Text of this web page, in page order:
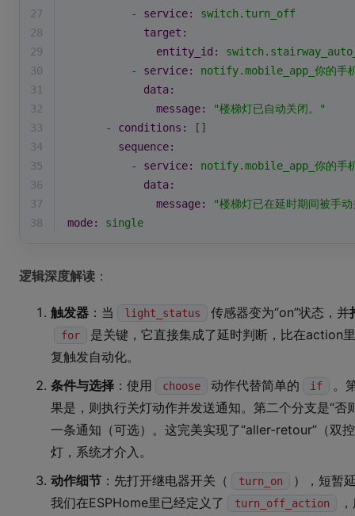
27
- service:
switch.turn_off
28
target:
29
entity_id:
30
- service:
notify.mobile_app_你的手
31
data:
32
message:
"楼梯灯已自动关闭。"
33
- conditions:
[]
34
sequence:
35
- service:
notify.mobile_app_你的手
36
data:
37
message:
"楼梯灯已在延时期间被手
38
mode: single
逻辑深度解读 ：
触发器 ：当 light_status 传感器变为“on”状态，并
for
是关键，它直接集成了延时判断，比在action
复触发自动化。
条件与选择 ：使用 choose 动作代替简单的 if
。
果是，则执行关灯动作并发送通知。第二个分支是“
一条通知（可选）。这完美实现了“aller-retour”（双
灯，系统才介入。
动作细节 ：先打开继电器开关（ turn_on
），短暂
我们在ESPHome里已经定义了
turn_off_action